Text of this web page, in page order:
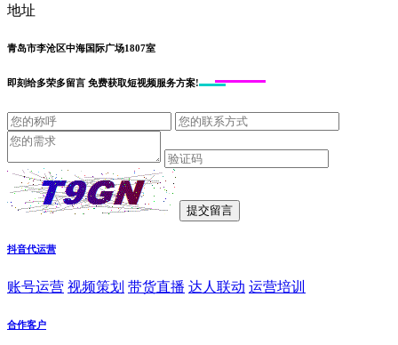
地址
青岛市李沧区中海国际广场1807室
即刻给多荣多留言 免费获取短视频服务方案!
抖音代运营
账号运营 视频策划 带货直播 达人联动 运营培训
合作客户